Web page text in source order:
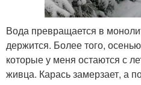
Вода превращается в
держится. Более того,
которые у меня остаются с
живца. Карась замерзает, а